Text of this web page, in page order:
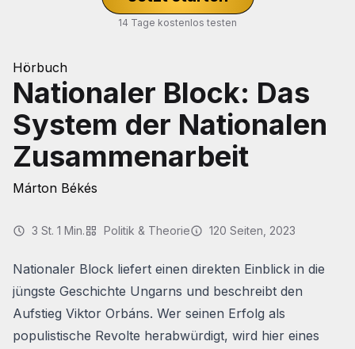
Hörbuch
Nationaler Block: Das
System der Nationalen
Zusammenarbeit
Márton Békés
3 St. 1 Min. Politik & Theorie 120 Seiten , 2023
Nationaler Block liefert einen direkten Einblick in die
jüngste Geschichte Ungarns und beschreibt den
Aufstieg Viktor Orbáns. Wer seinen Erfolg als
populistische Revolte herabwürdigt, wird hier eines
14 Tage kostenlos testen